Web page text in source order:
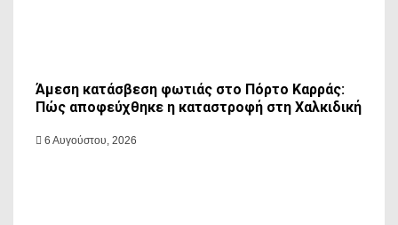
Άμεση κατάσβεση φωτιάς στο Πόρτο Καρράς:
Πώς αποφεύχθηκε η καταστροφή στη Χαλκιδική
6 Αυγούστου, 2026